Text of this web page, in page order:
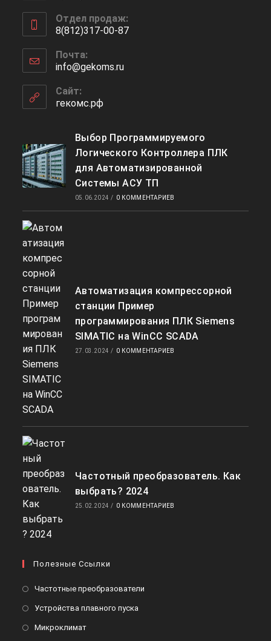
Отдел продаж:
8(812)317-00-87
Почта:
info@gekoms.ru
Сайт:
гекомс.рф
Выбор Программируемого
Логического Контроллера ПЛК
для Автоматизированной
Системы АСУ ТП
05.06.2024 / 0 КОММЕНТАРИЕВ
Автоматизация компрессорной
станции Пример
программирования ПЛК Siemens
SIMATIC на WinCC SCADA
27.03.2024 / 0 КОММЕНТАРИЕВ
Частотный преобразователь. Как
выбрать? 2024
25.02.2024 / 0 КОММЕНТАРИЕВ
Полезные Ссылки
Частотные преобразователи
Устройства плавного пуска
Микроклимат